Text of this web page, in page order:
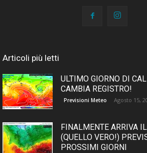
Articoli più letti
ULTIMO GIORNO DI
CAMBIA REGISTRO!
Previsioni Meteo Agosto 15,
FINALMENTE ARRIVA
(QUELLO VERO!)
PROSSIMI GIORNI